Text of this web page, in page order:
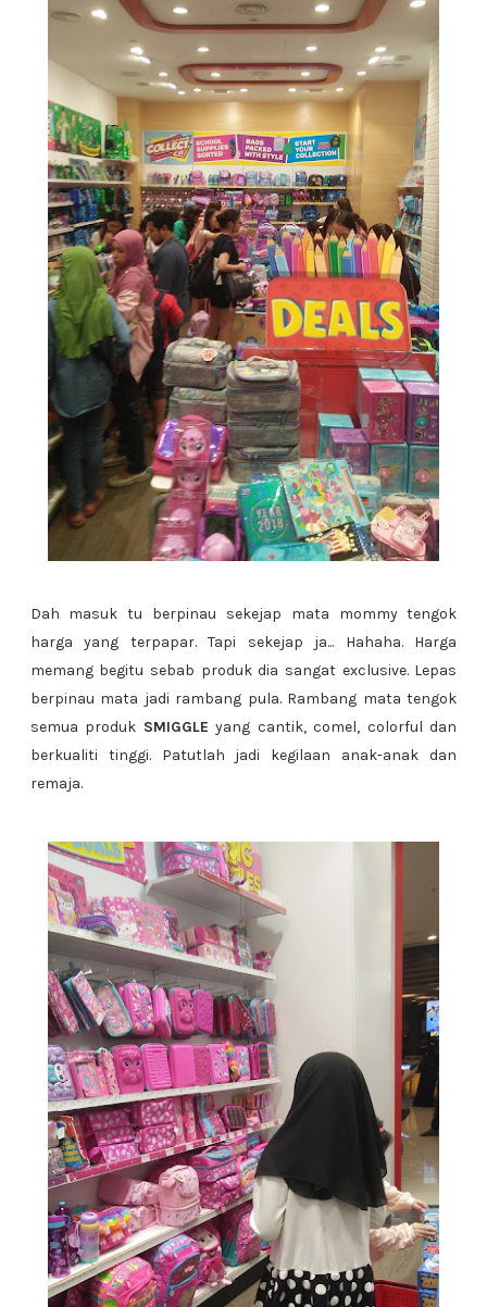
Dah masuk tu berpinau sekejap mata mommy tengok
harga yang terpapar. Tapi sekejap ja... Hahaha. Harga
memang begitu sebab produk dia sangat exclusive. Lepas
berpinau mata jadi rambang pula. Rambang mata tengok
semua produk SMIGGLE yang cantik, comel, colorful dan
berkualiti tinggi. Patutlah jadi kegilaan anak-anak dan
remaja.